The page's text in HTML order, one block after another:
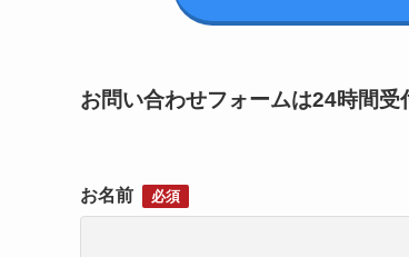
お問い合わせフォームは24時間受
お名前 必須